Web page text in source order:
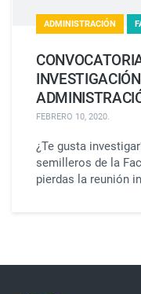
ADMINISTRACIÓN
FEBRERO 10, 2020.
¿Te gusta
semilleros de la
pierdas la reunión